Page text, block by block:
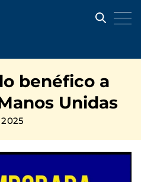
benéfico a
Unidas